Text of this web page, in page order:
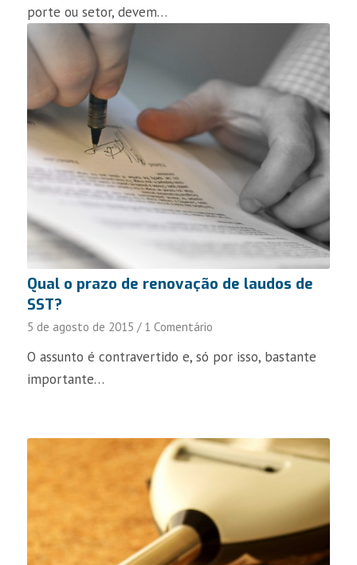
porte ou setor, devem…
Qual o prazo de renovação de laudos de
SST?
5 de agosto de 2015 / 1 Comentário
O assunto é contravertido e, só por isso, bastante
importante…